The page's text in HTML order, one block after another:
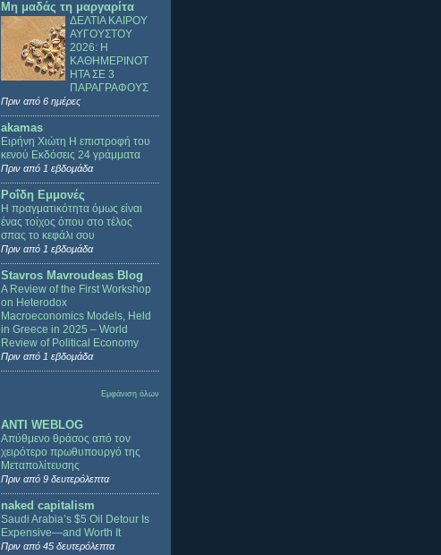
Μη μαδάς τη μαργαρίτα
ΔΕΛΤΙΑ ΚΑΙΡΟΥ
ΑΥΓΟΥΣΤΟΥ
2026: Η
ΚΑΘΗΜΕΡΙΝΟΤ
ΗΤΑ ΣΕ 3
ΠΑΡΑΓΡΑΦΟΥΣ
Πριν από 6 ημέρες
akamas
Ειρήνη Χιώτη Η επιστροφή του
κενού Εκδόσεις 24 γράμματα
Πριν από 1 εβδομάδα
Ροΐδη Εμμονές
Η πραγματικότητα όμως είναι
ένας τοίχος όπου στο τέλος
σπας το κεφάλι σου
Πριν από 1 εβδομάδα
Stavros Mavroudeas Blog
A Review of the First Workshop
on Heterodox
Macroeconomics Models, Held
in Greece in 2025 – World
Review of Political Economy
Πριν από 1 εβδομάδα
Εμφάνιση όλων
ANTI WEBLOG
Απύθμενο θράσος από τον
χειρότερο πρωθυπουργό της
Μεταπολίτευσης
Πριν από 9 δευτερόλεπτα
naked capitalism
Saudi Arabia’s $5 Oil Detour Is
Expensive—and Worth It
Πριν από 45 δευτερόλεπτα